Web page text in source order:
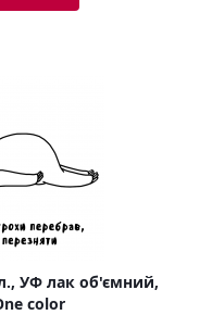
УФ лак об'ємний,
color